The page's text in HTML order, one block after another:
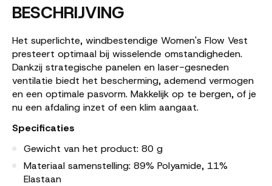
BESCHRIJVING
Het superlichte, windbestendige Women's Flow Vest
presteert optimaal bij wisselende omstandigheden.
Dankzij strategische panelen en laser-gesneden
ventilatie biedt het bescherming, ademend vermogen
en een optimale pasvorm. Makkelijk op te bergen, of je
nu een afdaling inzet of een klim aangaat.
Specificaties
Gewicht van het product: 80 g
Materiaal samenstelling: 89% Polyamide, 11%
Elastaan